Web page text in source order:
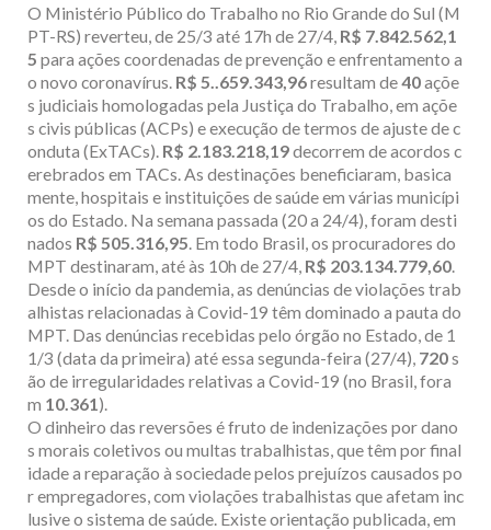
O Ministério Público do Trabalho no Rio Grande do Sul (M
PT-RS) reverteu, de 25/3 até 17h de 27/4, R$ 7.842.562,1
5 para ações coordenadas de prevenção e enfrentamento a
o novo coronavírus. R$ 5..659.343,96resultam de40açõe
s judiciais homologadas pela Justiça do Trabalho, em açõe
s civis públicas (ACPs) e execução de termos de ajuste de c
onduta (ExTACs). R$ 2.183.218,19decorrem de acordos c
erebrados em TACs. As destinações beneficiaram, basica
mente, hospitais e instituições de saúde em várias municípi
os do Estado. Na semana passada (20 a 24/4), foram desti
nados R$ 505.316,95 . Em todo Brasil, os procuradores do
MPT destinaram, até às 10h de 27/4, R$ 203.134.779,60
Desde o início da pandemia, as denúncias de violações trab
alhistas relacionadas à Covid-19 têm dominado a pauta do
MPT. Das denúncias recebidas pelo órgão no Estado, de 1
1/3 (data da primeira) até essa segunda-feira (27/4), 720s
ão de irregularidades relativas a Covid-19 (no Brasil, fora
m 10.361 ).
O dinheiro das reversões é fruto de indenizações por dano
s morais coletivos ou multas trabalhistas, que têm por final
idade a reparação à sociedade pelos prejuízos causados po
r empregadores, com violações trabalhistas que afetam inc
lusive o sistema de saúde. Existe orientação publicada, em